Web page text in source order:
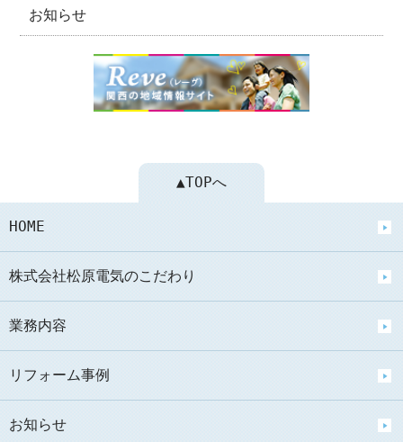
お知らせ
▲TOPへ
HOME
株式会社松原電気のこだわり
業務内容
リフォーム事例
お知らせ